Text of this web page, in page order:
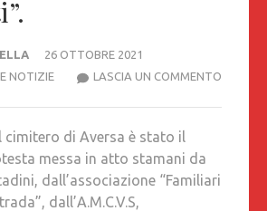
26 OTTOBRE 2021
LASCIA UN COMMENTO
NOTIZIE
cimitero di Aversa è stato il
messa in atto stamani da
dall’associazione “Familiari
dall’A.M.C.V.S,